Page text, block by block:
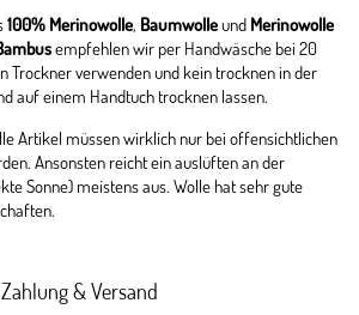
100% Merinowolle, Baumwolleund Merinowolle
empfehlen wir per Handwäsche bei 20
Trockner verwenden und kein trocknen in der
auf einem Handtuch trocknen lassen.
Artikel müssen wirklich nur bei offensichtlichen
Ansonsten reicht ein auslüften an der
Sonne) meistens aus. Wolle hat sehr gute
Zahlung & Versand